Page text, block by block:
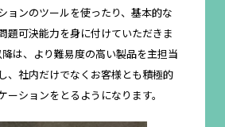
ョンのツールを使ったり、基本的な
題可決能力を身に付けていただきま
は、より難易度の高い製品を主担当
、社内だけでなくお客様とも積極的
ーションをとるようになります。